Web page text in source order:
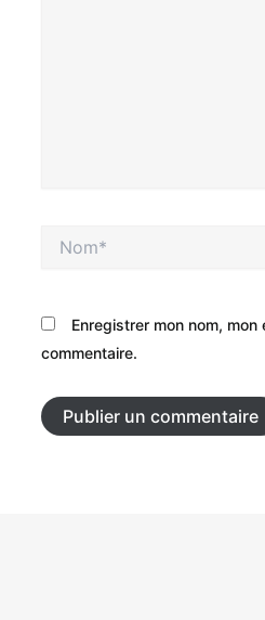
Enregistrer mon nom,
commentaire.